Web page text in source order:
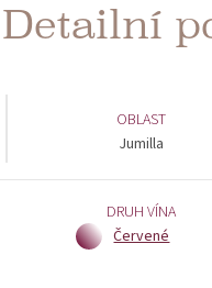
Detailní
OBLAST
Jumilla
DRUH VÍNA
Červené